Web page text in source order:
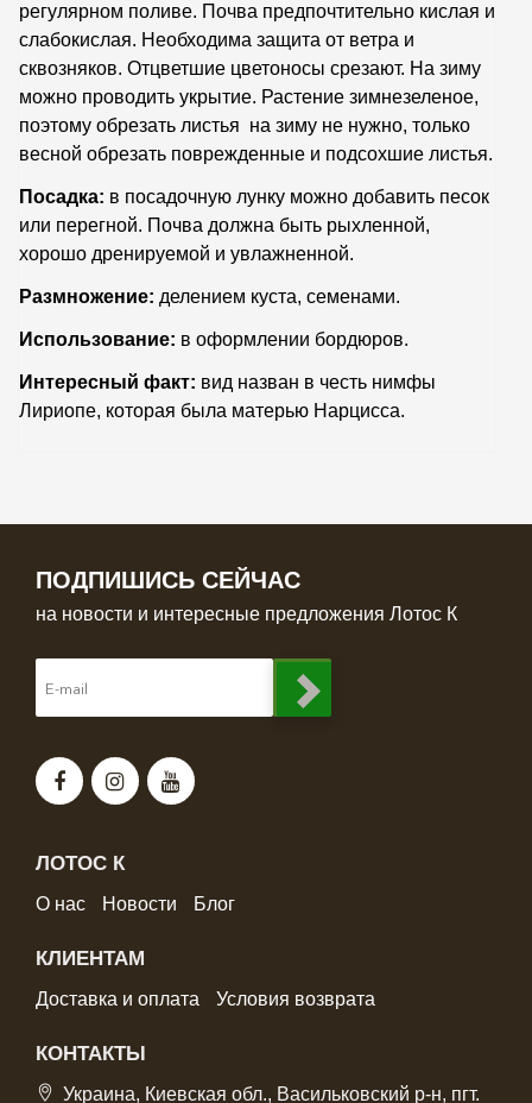
регулярном поливе. Почва предпочтительно кислая и
слабокислая. Необходима защита от ветра и
сквозняков. Отцветшие цветоносы срезают. На зиму
можно проводить укрытие. Растение зимнезеленое,
поэтому обрезать листья на зиму не нужно, только
весной обрезать поврежденные и подсохшие листья.
Посадка: в посадочную лунку можно добавить песок
или перегной. Почва должна быть рыхленной,
хорошо дренируемой и увлажненной.
Размножение: делением куста, семенами.
Использование: в оформлении бордюров.
Интересный факт: вид назван в честь нимфы
Лириопе, которая была матерью Нарцисса.
ПОДПИШИСЬ СЕЙЧАС
на новости и интересные предложения Лотос К
ЛОТОС К
О нас Новости Блог
КЛИЕНТАМ
Доставка и оплата Условия возврата
КОНТАКТЫ
Украина, Киевская обл., Васильковский р-н, пгт.